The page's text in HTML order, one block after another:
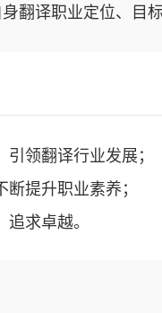
翻译职业定位、目
领翻译行业发展；
提升职业素养；
求卓越。